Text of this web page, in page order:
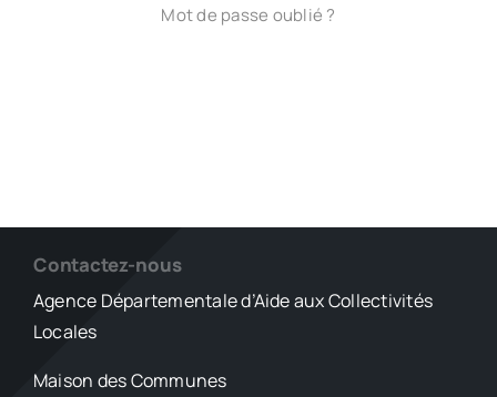
Mot de passe oublié ?
Contactez-nous
Agence Départementale d’Aide aux Collectivités
Locales
Maison des Communes